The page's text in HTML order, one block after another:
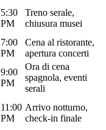
5:30
PM
Treno serale,
chiusura musei
7:00
PM
Cena al ristorante,
apertura concerti
9:00
PM
Ora di cena
spagnola, eventi
serali
11:00
PM
Arrivo notturno,
check-in finale